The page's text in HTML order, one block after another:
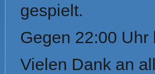
gespielt.
Gegen 22:00
Vielen Dank an